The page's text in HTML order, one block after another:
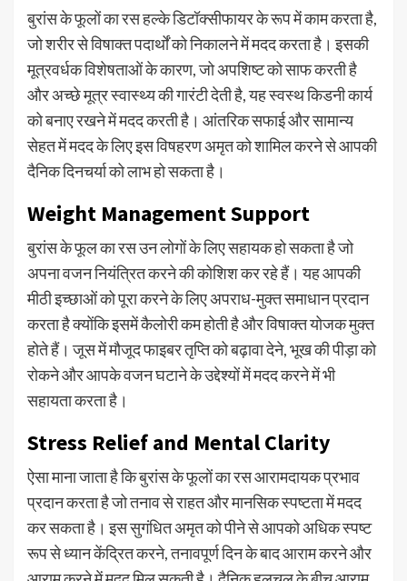
बुरांस के फूलों का रस हल्के डिटॉक्सीफायर के रूप में काम करता है,
जो शरीर से विषाक्त पदार्थों को निकालने में मदद करता है। इसकी
मूत्रवर्धक विशेषताओं के कारण, जो अपशिष्ट को साफ करती है
और अच्छे मूत्र स्वास्थ्य की गारंटी देती है, यह स्वस्थ किडनी कार्य
को बनाए रखने में मदद करती है। आंतरिक सफाई और सामान्य
सेहत में मदद के लिए इस विषहरण अमृत को शामिल करने से आपकी
दैनिक दिनचर्या को लाभ हो सकता है।
Weight Management Support
बुरांस के फूल का रस उन लोगों के लिए सहायक हो सकता है जो
अपना वजन नियंत्रित करने की कोशिश कर रहे हैं। यह आपकी
मीठी इच्छाओं को पूरा करने के लिए अपराध-मुक्त समाधान प्रदान
करता है क्योंकि इसमें कैलोरी कम होती है और विषाक्त योजक मुक्त
होते हैं। जूस में मौजूद फाइबर तृप्ति को बढ़ावा देने, भूख की पीड़ा को
रोकने और आपके वजन घटाने के उद्देश्यों में मदद करने में भी
सहायता करता है।
Stress Relief and Mental Clarity
ऐसा माना जाता है कि बुरांस के फूलों का रस आरामदायक प्रभाव
प्रदान करता है जो तनाव से राहत और मानसिक स्पष्टता में मदद
कर सकता है। इस सुगंधित अमृत को पीने से आपको अधिक स्पष्ट
रूप से ध्यान केंद्रित करने, तनावपूर्ण दिन के बाद आराम करने और